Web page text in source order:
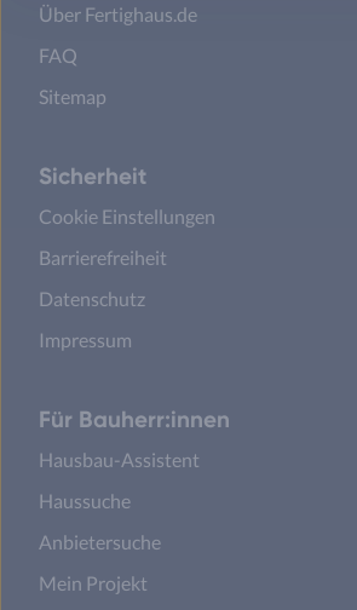
Über Fertighaus.de
FAQ
Sitemap
Sicherheit
Cookie Einstellungen
Barrierefreiheit
Datenschutz
Impressum
Für Bauherr:innen
Hausbau-Assistent
Haussuche
Anbietersuche
Mein Projekt